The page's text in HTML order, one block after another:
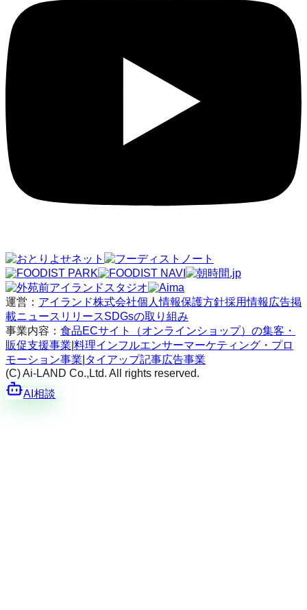
運営： アイランド株式会社個人情報保護方針採用情報 広告掲
載ニュースリリースSDGsの取り組み
事業内容： 食品ECサイト（オンラインショップ）の集客・
販促支援事業 料理インフルエンサーマーケティング・プロ
モーション事業 タイアップ記事広告事業
(C) Ai-LAND Co.,Ltd. All rights reserved.
AI相談